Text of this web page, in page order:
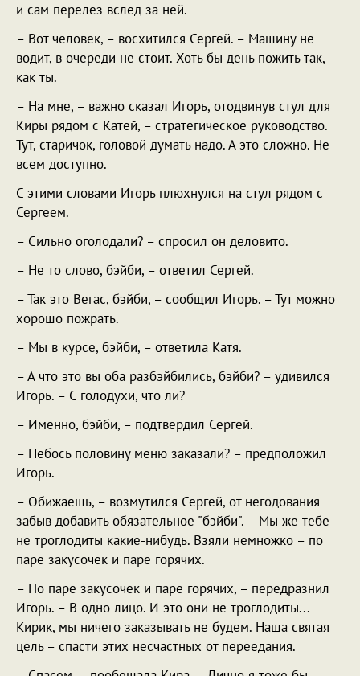
и сам перелез вслед за ней.
– Вот человек, – восхитился Сергей. – Машину не
водит, в очереди не стоит. Хоть бы день пожить так,
как ты.
– На мне, – важно сказал Игорь, отодвинув стул для
Киры рядом с Катей, – стратегическое руководство.
Тут, старичок, головой думать надо. А это сложно. Не
всем доступно.
С этими словами Игорь плюхнулся на стул рядом с
Сергеем.
– Сильно оголодали? – спросил он деловито.
– Не то слово, бэйби, – ответил Сергей.
– Так это Вегас, бэйби, – сообщил Игорь. – Тут можно
хорошо пожрать.
– Мы в курсе, бэйби, – ответила Катя.
– А что это вы оба разбэйбились, бэйби? – удивился
Игорь. – С голодухи, что ли?
– Именно, бэйби, – подтвердил Сергей.
– Небось половину меню заказали? – предположил
Игорь.
– Обижаешь, – возмутился Сергей, от негодования
забыв добавить обязательное "бэйби". – Мы же тебе
не троглодиты какие-нибудь. Взяли немножко – по
паре закусочек и паре горячих.
– По паре закусочек и паре горячих, – передразнил
Игорь. – В одно лицо. И это они не троглодиты...
Кирик, мы ничего заказывать не будем. Наша святая
цель – спасти этих несчастных от переедания.